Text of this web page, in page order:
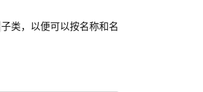
子类，以便可以按名称和名